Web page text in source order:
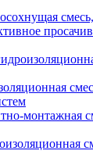
смесь,
монтажная